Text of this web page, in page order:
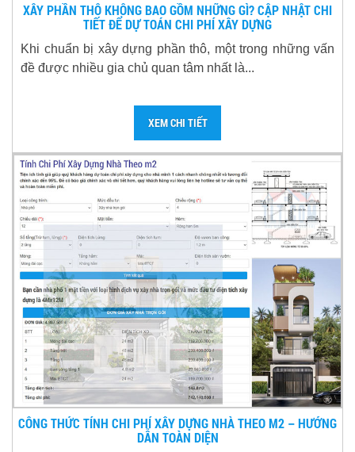
XÂY PHẦN THÔ KHÔNG BAO GỒM NHỮNG GÌ? CẬP NHẬT CHI
TIẾT ĐỂ DỰ TOÁN CHI PHÍ XÂY DỰNG
Khi chuẩn bị xây dựng phần thô, một trong những vấn
đề được nhiều gia chủ quan tâm nhất là...
XEM CHI TIẾT
CÔNG THỨC TÍNH CHI PHÍ XÂY DỰNG NHÀ THEO M2 – HƯỚNG
DẪN TOÀN DIỆN